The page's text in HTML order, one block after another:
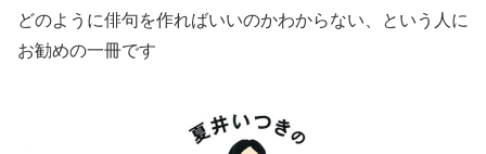
どのように俳句を作ればいいのかわからない、という人に
お勧めの一冊です